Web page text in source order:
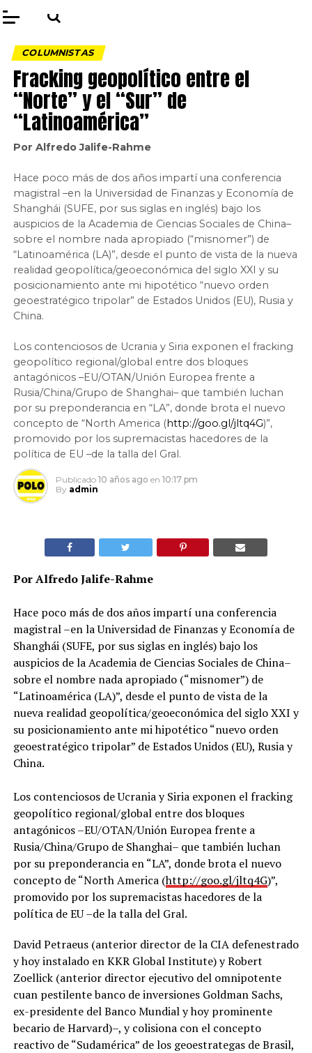
COLUMNISTAS
Fracking geopolítico entre el
“Norte” y el “Sur” de
“Latinoamérica”
Por Alfredo Jalife-Rahme
Hace poco más de dos años impartí una conferencia
magistral –en la Universidad de Finanzas y Economía de
Shanghái (SUFE, por sus siglas en inglés) bajo los
auspicios de la Academia de Ciencias Sociales de China–
sobre el nombre nada apropiado (“misnomer”) de
“Latinoamérica (LA)”, desde el punto de vista de la nueva
realidad geopolítica/geoeconómica del siglo XXI y su
posicionamiento ante mi hipotético “nuevo orden
geoestratégico tripolar” de Estados Unidos (EU), Rusia y
China.
Los contenciosos de Ucrania y Siria exponen el fracking
geopolítico regional/global entre dos bloques
antagónicos –EU/OTAN/Unión Europea frente a
Rusia/China/Grupo de Shanghai– que también luchan
por su preponderancia en “LA”, donde brota el nuevo
concepto de “North America (http://goo.gl/jltq4G)”,
promovido por los supremacistas hacedores de la
política de EU –de la talla del Gral.
Publicado 10 años ago en 10:17 pm
By admin
Por Alfredo Jalife-Rahme
Hace poco más de dos años impartí una conferencia
magistral –en la Universidad de Finanzas y Economía de
Shanghái (SUFE, por sus siglas en inglés) bajo los
auspicios de la Academia de Ciencias Sociales de China–
sobre el nombre nada apropiado (“misnomer”) de
“Latinoamérica (LA)”, desde el punto de vista de la
nueva realidad geopolítica/geoeconómica del siglo XXI y
su posicionamiento ante mi hipotético “nuevo orden
geoestratégico tripolar” de Estados Unidos (EU), Rusia y
China.
Los contenciosos de Ucrania y Siria exponen el fracking
geopolítico regional/global entre dos bloques
antagónicos –EU/OTAN/Unión Europea frente a
Rusia/China/Grupo de Shanghai– que también luchan
por su preponderancia en “LA”, donde brota el nuevo
concepto de “North America (http://goo.gl/jltq4G)”,
promovido por los supremacistas hacedores de la
política de EU –de la talla del Gral.
David Petraeus (anterior director de la CIA defenestrado
y hoy instalado en KKR Global Institute) y Robert
Zoellick (anterior director ejecutivo del omnipotente
cuan pestilente banco de inversiones Goldman Sachs,
ex-presidente del Banco Mundial y hoy prominente
becario de Harvard)–, y colisiona con el concepto
reactivo de “Sudamérica” de los geoestrategas de Brasil,